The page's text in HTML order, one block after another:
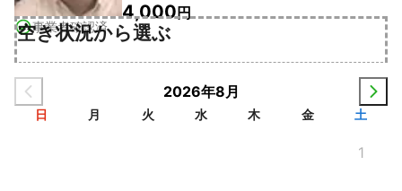
事業者確認済
4,000円
空き状況から選ぶ
2026年8月
日 月 火 水 木 金 土
1